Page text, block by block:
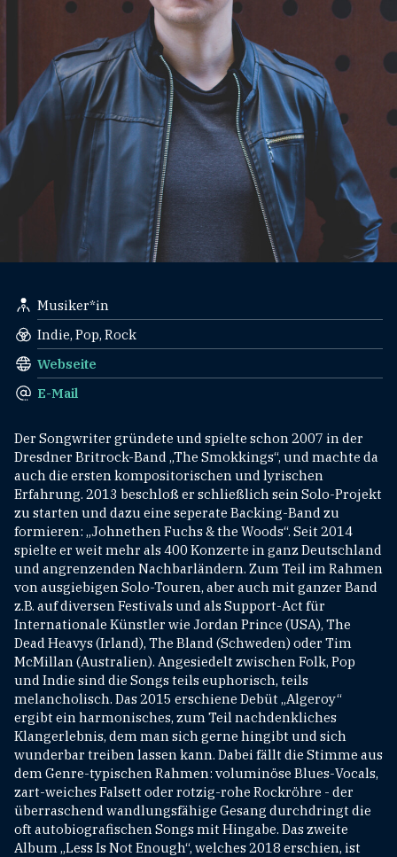
Musiker*in
Indie, Pop, Rock
Webseite
E-Mail
Der Songwriter gründete und spielte schon 2007 in der
Dresdner Britrock-Band „The Smokkings“, und machte da
auch die ersten kompositorischen und lyrischen
Erfahrung. 2013 beschloß er schließlich sein Solo-Projekt
zu starten und dazu eine seperate Backing-Band zu
formieren: „Johnethen Fuchs & the Woods“. Seit 2014
spielte er weit mehr als 400 Konzerte in ganz Deutschland
und angrenzenden Nachbarländern. Zum Teil im Rahmen
von ausgiebigen Solo-Touren, aber auch mit ganzer Band
z.B. auf diversen Festivals und als Support-Act für
Internationale Künstler wie Jordan Prince (USA), The
Dead Heavys (Irland), The Bland (Schweden) oder Tim
McMillan (Australien). Angesiedelt zwischen Folk, Pop
und Indie sind die Songs teils euphorisch, teils
melancholisch. Das 2015 erschiene Debüt „Algeroy“
ergibt ein harmonisches, zum Teil nachdenkliches
Klangerlebnis, dem man sich gerne hingibt und sich
wunderbar treiben lassen kann. Dabei fällt die Stimme aus
dem Genre-typischen Rahmen: voluminöse Blues-Vocals,
zart-weiches Falsett oder rotzig-rohe Rockröhre - der
überraschend wandlungsfähige Gesang durchdringt die
oft autobiografischen Songs mit Hingabe. Das zweite
Album „Less Is Not Enough“, welches 2018 erschien, ist